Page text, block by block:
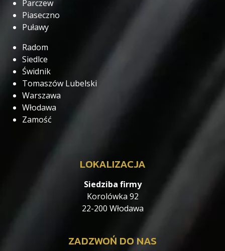
Parczew
Piaseczno
Puławy
Radom
Siedlce
Świdnik
Tomaszów Lubelski
Warszawa
Włodawa
Zamość
LOKALIZACJA
Siedziba firmy
Korolówka 92
22-200 Włodawa
ZADZWOŃ DO NAS